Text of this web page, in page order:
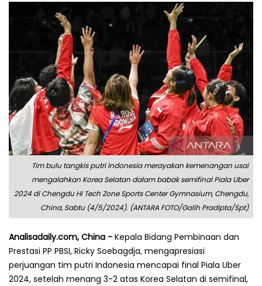
Tim bulu tangkis putri Indonesia merayakan kemenangan usai
mengalahkan Korea Selatan dalam babak semifinal Piala Uber
2024 di Chengdu Hi Tech Zone Sports Center Gymnasium, Chengdu,
China, Sabtu (4/5/2024). (ANTARA FOTO/Galih Pradipta/Spt)
Analisadaily.com, China - Kepala Bidang Pembinaan dan
Prestasi PP PBSI, Ricky Soebagdja, mengapresiasi
perjuangan tim putri Indonesia mencapai final Piala Uber
2024, setelah menang 3-2 atas Korea Selatan di semifinal,